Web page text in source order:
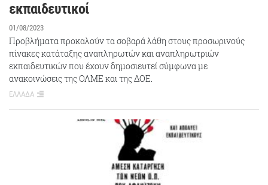
εκπαιδευτικοί
01/08/2023
Προβλήματα προκαλούν τα σοβαρά λάθη στους προσωρινούς
πίνακες κατάταξης αναπληρωτών και αναπληρωτριών
εκπαιδευτικών που έχουν δημοσιευτεί σύμφωνα με
ανακοινώσεις της ΟΛΜΕ και της ΔΟΕ.
ΕΛΛΑΔΑ